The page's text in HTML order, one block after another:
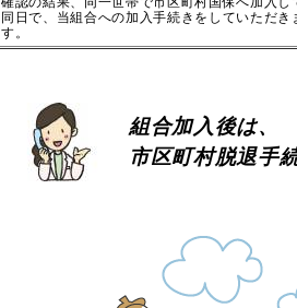
同日で、当組合への加入手続きをしていただ
す。
組合加入後は、
市区町村脱退手